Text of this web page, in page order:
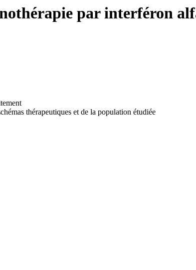
par interféron
thérapeutiques et de la population étudiée